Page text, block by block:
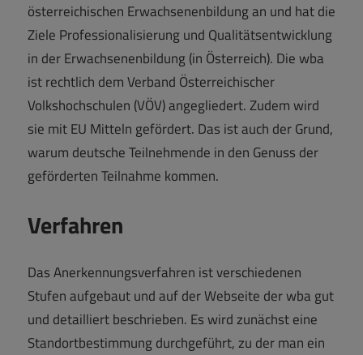
österreichischen Erwachsenenbildung an und hat die
Ziele Professionalisierung und Qualitätsentwicklung
in der Erwachsenenbildung (in Österreich). Die wba
ist rechtlich dem Verband Österreichischer
Volkshochschulen (VÖV) angegliedert. Zudem wird
sie mit EU Mitteln gefördert. Das ist auch der Grund,
warum deutsche Teilnehmende in den Genuss der
geförderten Teilnahme kommen.
Verfahren
Das Anerkennungsverfahren ist verschiedenen
Stufen aufgebaut und auf der Webseite der wba gut
und detailliert beschrieben. Es wird zunächst eine
Standortbestimmung durchgeführt, zu der man ein